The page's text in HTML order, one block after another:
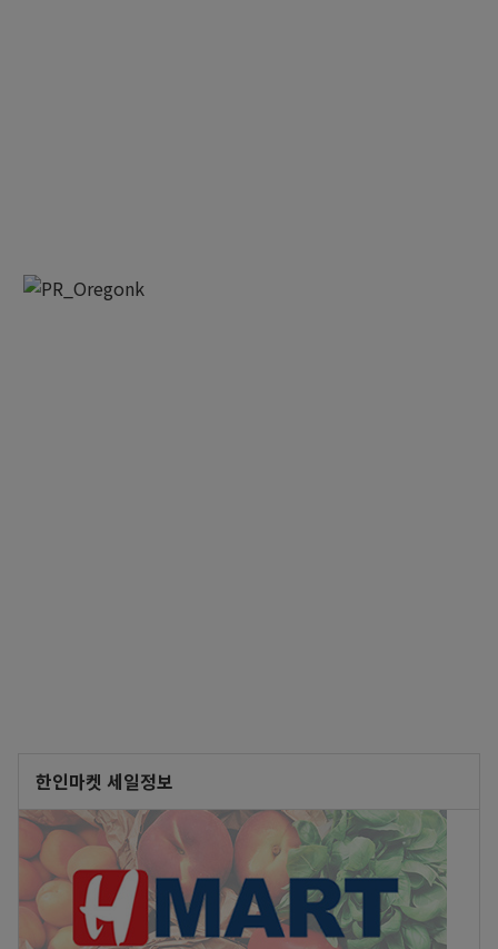
한인마켓 세일정보